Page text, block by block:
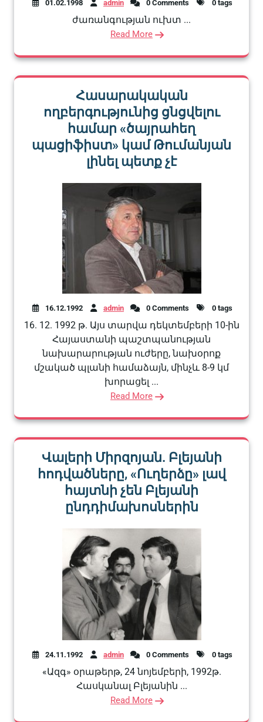
01.02.1998 admin 0 Comments 0 tags
ժառանգության ուխտ ...
Read More
Հասարակական
ողբերգությունից ցնցվելու
համար «ծայրահեղ
պացիֆիստ» կամ Թումանյան
լինել պետք չէ
16.12.1992 admin 0 Comments 0 tags
16. 12. 1992 թ. Այս տարվա դեկտեմբերի 10-ին
Հայաստանի պաշտպանության
նախարարության ուժերը, նախօրոք
մշակած պլանի համաձայն, մինչև 8-9 կմ
խորացել ...
Read More
Վալերի Միրզոյան. Բլեյանի
հոդվածները, «Ուղերձը» լավ
հայտնի չեն Բլեյանի
ընդդիմախոսներին
24.11.1992 admin 0 Comments 0 tags
«Ազգ» օրաթերթ, 24 նոյեմբերի, 1992թ.
Հասկանալ Բլեյանին ...
Read More